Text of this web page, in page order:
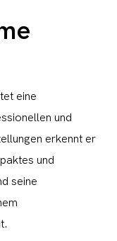
eine
und
erkennt er
und
seine